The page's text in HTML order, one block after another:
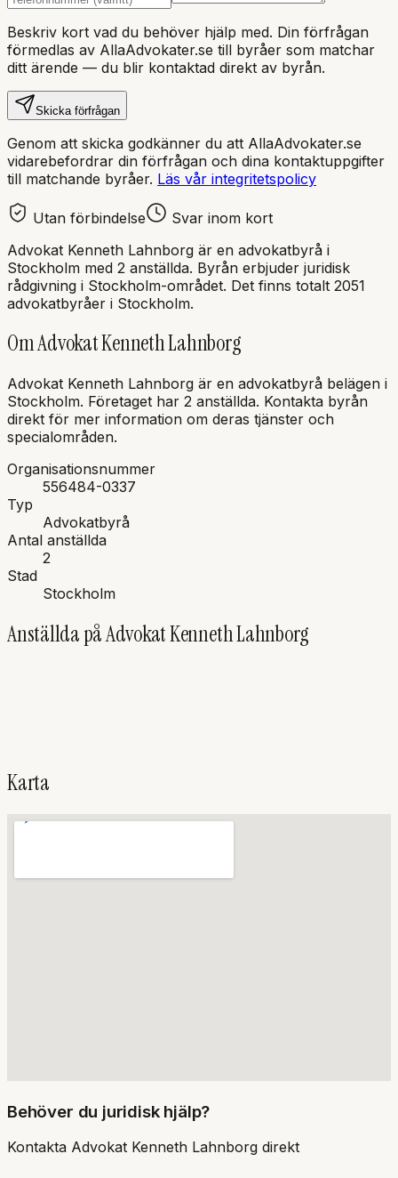
Beskriv kort vad du behöver hjälp med. Din förfrågan
förmedlas av AllaAdvokater.se till byråer som matchar
ditt ärende — du blir kontaktad direkt av byrån.
Skicka förfrågan
Genom att skicka godkänner du att AllaAdvokater.se
vidarebefordrar din förfrågan och dina kontaktuppgifter
till matchande byråer. Läs vår integritetspolicy
Utan förbindelse
Svar inom kort
Advokat Kenneth Lahnborg är en advokatbyrå i
Stockholm med 2 anställda. Byrån erbjuder juridisk
rådgivning i Stockholm-området. Det finns totalt 2051
advokatbyråer i Stockholm.
OmAdvokat Kenneth Lahnborg
Advokat Kenneth Lahnborg är en advokatbyrå belägen i
Stockholm. Företaget har 2 anställda. Kontakta byrån
direkt för mer information om deras tjänster och
specialområden.
Organisationsnummer
556484-0337
Typ
Advokatbyrå
Antal anställda
2
Stad
Stockholm
Anställda påAdvokat Kenneth Lahnborg
Karta
Behöver du juridisk hjälp?
Kontakta Advokat Kenneth Lahnborg direkt